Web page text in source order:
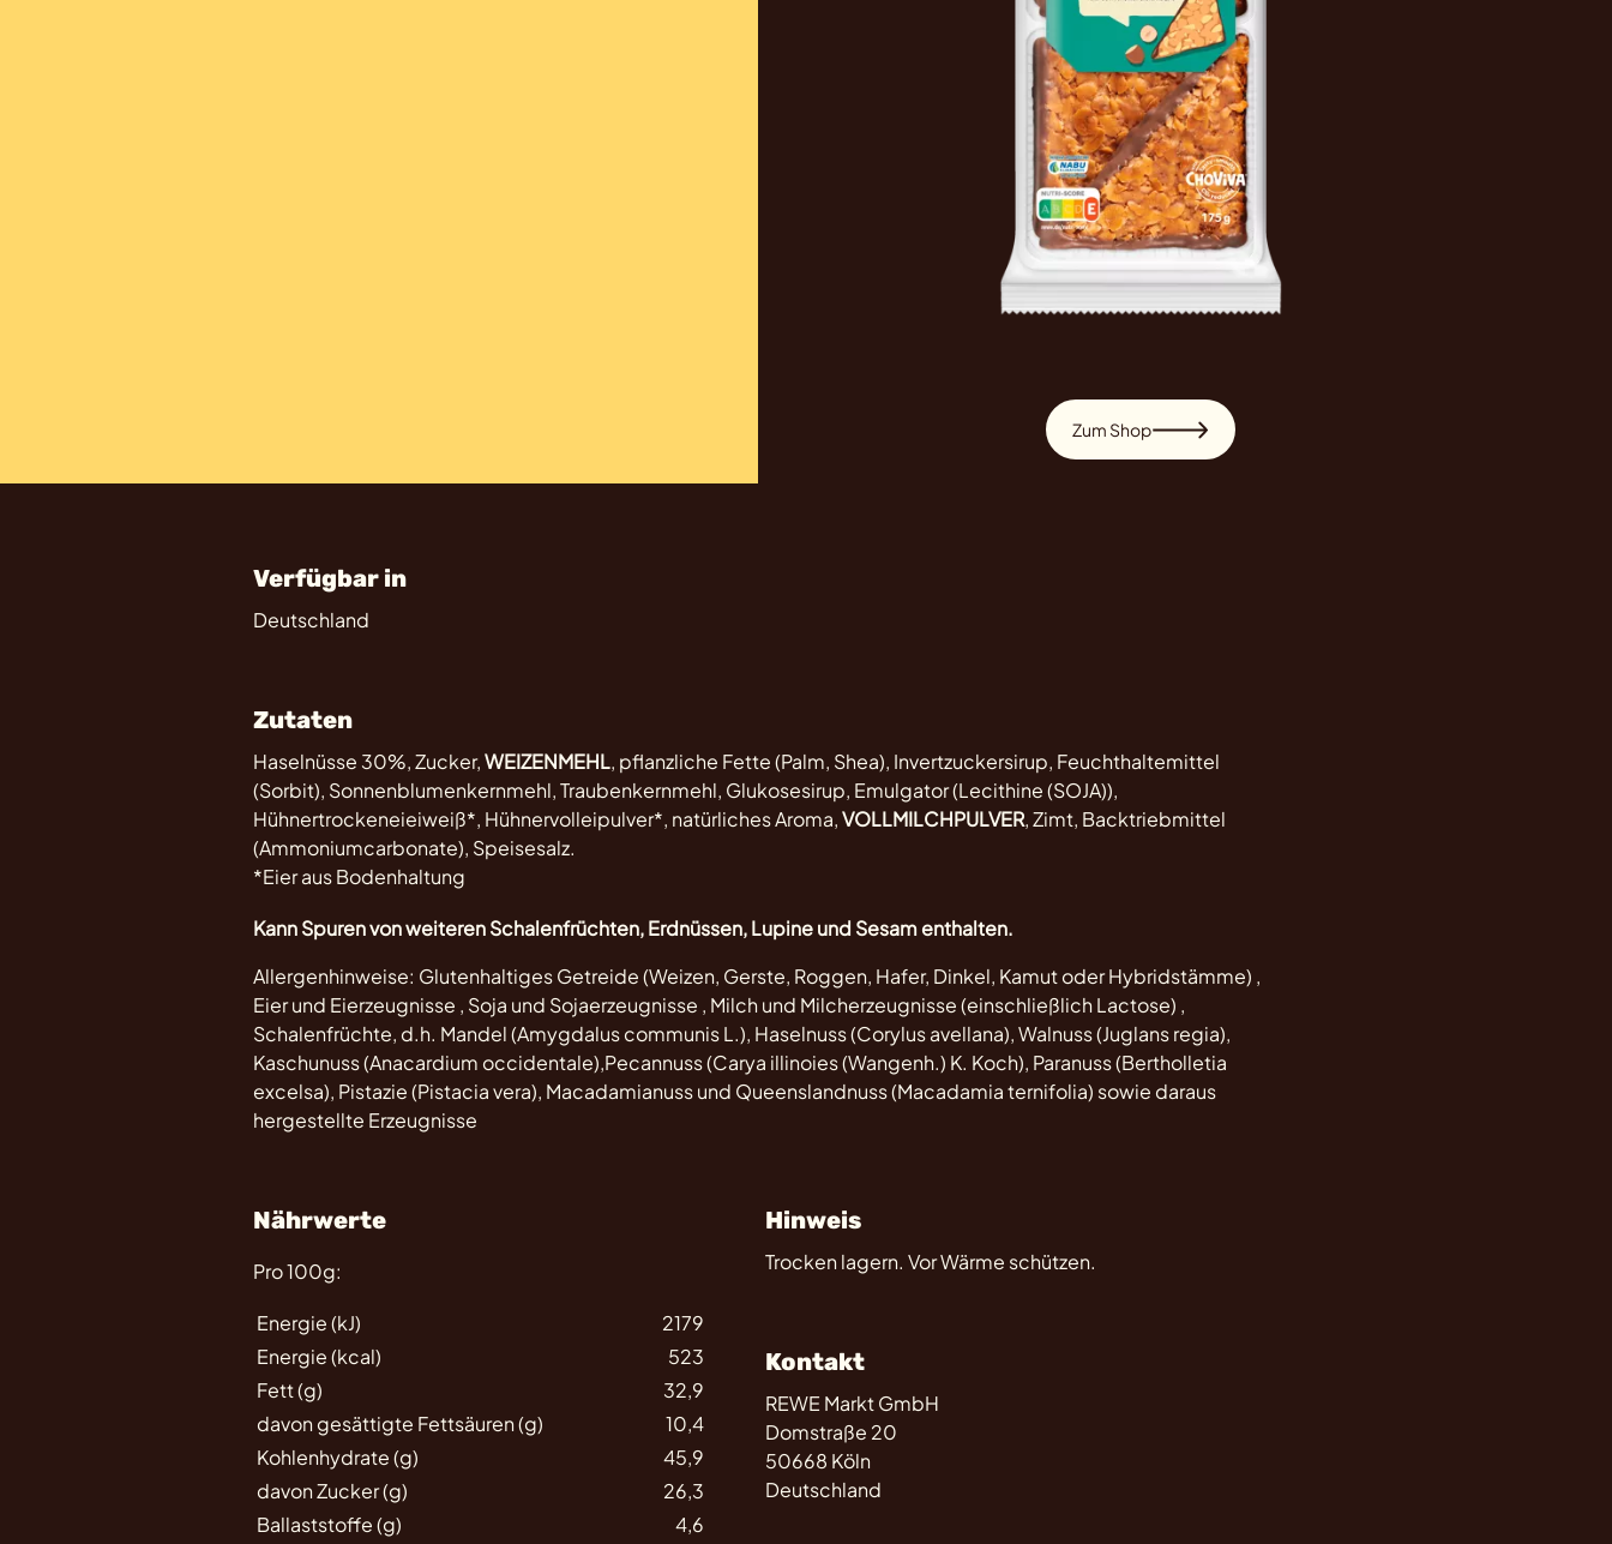
Zum Shop
Verfügbar in
Deutschland
Zutaten
Haselnüsse 30%, Zucker,WEIZENMEHL, pflanzliche Fette (Palm, Shea), Invertzuckersirup, Feuchthaltemittel
(Sorbit), Sonnenblumenkernmehl, Traubenkernmehl, Glukosesirup, Emulgator (Lecithine (SOJA)),
Hühnertrockeneieiweiß*, Hühnervolleipulver*, natürliches Aroma,VOLLMILCHPULVER, Zimt, Backtriebmittel
(Ammoniumcarbonate), Speisesalz.
*Eier aus Bodenhaltung
Kann Spuren von weiteren Schalenfrüchten, Erdnüssen, Lupine und Sesam enthalten.
Allergenhinweise: Glutenhaltiges Getreide (Weizen, Gerste, Roggen, Hafer, Dinkel, Kamut oder Hybridstämme) ,
Eier und Eierzeugnisse , Soja und Sojaerzeugnisse , Milch und Milcherzeugnisse (einschließlich Lactose) ,
Schalenfrüchte, d.h. Mandel (Amygdalus communis L.), Haselnuss (Corylus avellana), Walnuss (Juglans regia),
Kaschunuss (Anacardium occidentale),Pecannuss (Carya illinoies (Wangenh.) K. Koch), Paranuss (Bertholletia
excelsa), Pistazie (Pistacia vera), Macadamianuss und Queenslandnuss (Macadamia ternifolia) sowie daraus
hergestellte Erzeugnisse
Nährwerte
Pro 100g:
Energie (kJ)
2179
Energie (kcal)
523
Fett (g)
32,9
davon gesättigte Fettsäuren (g)
10,4
Kohlenhydrate (g)
45,9
davon Zucker (g)
26,3
Ballaststoffe (g)
4,6
Hinweis
Trocken lagern. Vor Wärme schützen.
Kontakt
REWE Markt GmbH
Domstraße 20
50668 Köln
Deutschland